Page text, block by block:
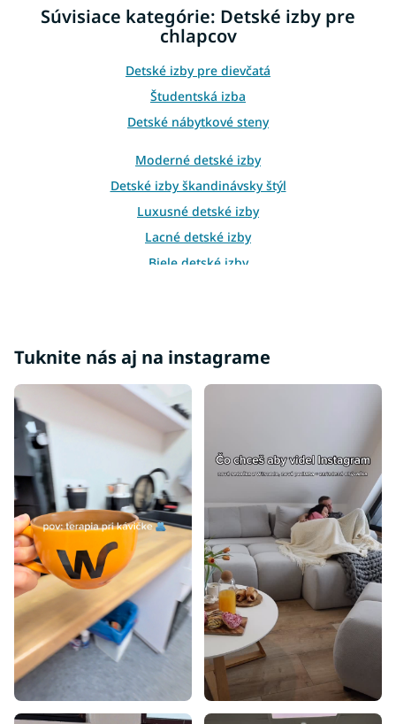
d
a
c
e
p
r
v
y
v
ý
p
i
s
u
Súvisiace kategórie: Detské izby pre
chlapcov
Detské izby pre dievčatá
Študentská izba
Detské nábytkové steny
Moderné detské izby
Detské izby škandinávsky štýl
Luxusné detské izby
Lacné detské izby
Biele detské izby
Tuknite nás aj na instagrame